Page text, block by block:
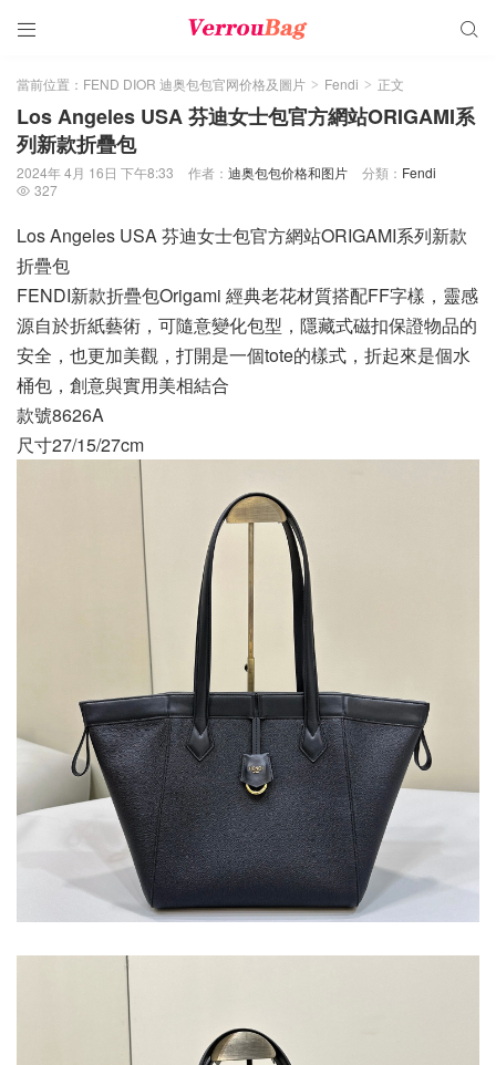
 
當前位置： FEND DIOR 迪奥包包官网价格及圖片 > Fendi > 正文
Los Angeles USA 芬迪女士包官方網站ORIGAMI系
列新款折疊包
2024年 4月 16日 下午8:33 作者： 迪奥包包价格和图片 分類： Fendi
 327
Los Angeles USA 芬迪女士包官方網站ORIGAMI系列新款
折疊包
FENDI新款折疊包Origami 經典老花材質搭配FF字樣，靈感
源自於折紙藝術，可隨意變化包型，隱藏式磁扣保證物品的
安全，也更加美觀，打開是一個tote的樣式，折起來是個水
桶包，創意與實用美相結合
款號8626A
尺寸27/15/27cm